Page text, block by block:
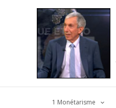
1 Monétarisme